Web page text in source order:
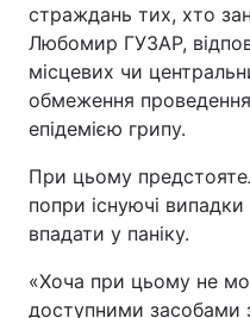
страждань тих, хто
Любомир ГУЗАР,
місцевих чи
обмеження
епідемією грипу.
При цьому
попри існуючі
впадати у паніку.
«Хоча при цьому не
доступними засобами